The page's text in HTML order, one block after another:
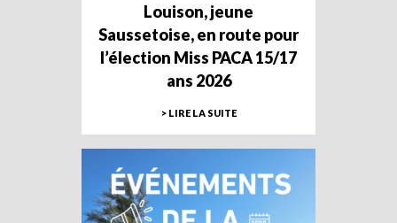
Louison, jeune
Saussetoise, en route pour
l’élection Miss PACA 15/17
ans 2026
> LIRE LA SUITE